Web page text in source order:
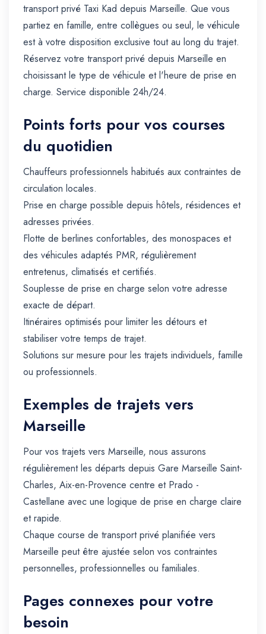
transport privé Taxi Kad depuis Marseille. Que vous
partiez en famille, entre collègues ou seul, le véhicule
est à votre disposition exclusive tout au long du trajet.
Réservez votre transport privé depuis Marseille en
choisissant le type de véhicule et l'heure de prise en
charge. Service disponible 24h/24.
Points forts pour vos courses
du quotidien
Chauffeurs professionnels habitués aux contraintes de
circulation locales.
Prise en charge possible depuis hôtels, résidences et
adresses privées.
Flotte de berlines confortables, des monospaces et
des véhicules adaptés PMR, régulièrement
entretenus, climatisés et certifiés.
Souplesse de prise en charge selon votre adresse
exacte de départ.
Itinéraires optimisés pour limiter les détours et
stabiliser votre temps de trajet.
Solutions sur mesure pour les trajets individuels, famille
ou professionnels.
Exemples de trajets vers
Marseille
Pour vos trajets vers Marseille, nous assurons
régulièrement les départs depuis Gare Marseille Saint-
Charles, Aix-en-Provence centre et Prado -
Castellane avec une logique de prise en charge claire
et rapide.
Chaque course de transport privé planifiée vers
Marseille peut être ajustée selon vos contraintes
personnelles, professionnelles ou familiales.
Pages connexes pour votre
besoin